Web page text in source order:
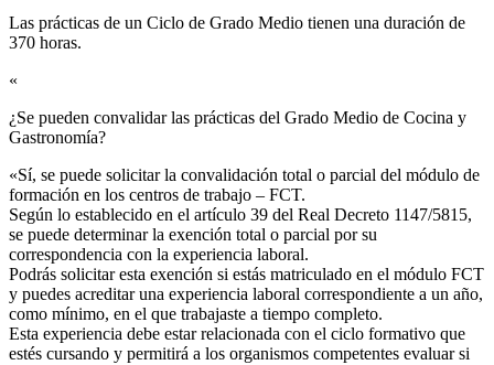
Las prácticas de un Ciclo de Grado Medio tienen una duración de
370 horas.
«
¿Se pueden convalidar las prácticas del Grado Medio de Cocina y
Gastronomía?​
«Sí, se puede solicitar la convalidación total o parcial del módulo de
formación en los centros de trabajo – FCT.
Según lo establecido en el artículo 39 del Real Decreto 1147/5815,
se puede determinar la exención total o parcial por su
correspondencia con la experiencia laboral.
Podrás solicitar esta exención si estás matriculado en el módulo FCT
y puedes acreditar una experiencia laboral correspondiente a un año,
como mínimo, en el que trabajaste a tiempo completo.
Esta experiencia debe estar relacionada con el ciclo formativo que
estés cursando y permitirá a los organismos competentes evaluar si